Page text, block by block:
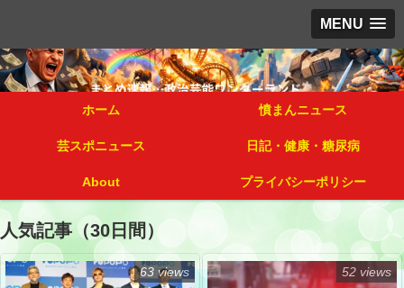
MENU
ホーム 憤まんニュース
芸スポニュース 日記・健康・糖尿病
About プライバシーポリシー
人気記事（30日間）
63 views 52 views